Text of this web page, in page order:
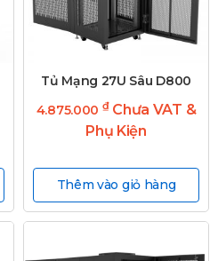
Tủ Mạng 27U Sâu D800
4.875.000 ₫Chưa VAT &
Phụ Kiện
Thêm vào giỏ hàng